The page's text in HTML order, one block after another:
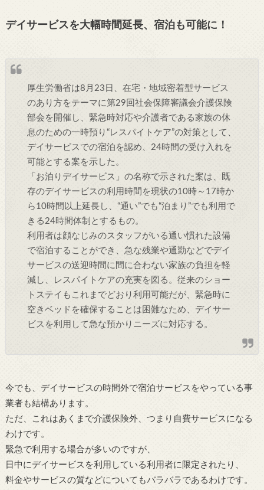
デイサービスを大幅時間延長、宿泊も可能に！
厚生労働省は8月23日、在宅・地域密着型サービス
のあり方をテーマに第29回社会保障審議会介護保険
部会を開催し、緊急時対応や介護者である家族の休
息のための一時預り“レスパイトケア”の対策として、
デイサービスでの宿泊を認め、24時間の受け入れを
可能とする案を示した。
「お泊りデイサービス」の名称で示された案は、既
存のデイサービスの利用時間を現状の10時～17時か
ら10時間以上延長し、“通い”でも“泊まり”でも利用で
きる24時間体制とするもの。
利用者は顔なじみのスタッフがいる通い慣れた設備
で宿泊することができ、急な残業や通勤などでデイ
サービスの送迎時間に間に合わない家族の負担を軽
減し、レスパイトケアの充実を図る。従来のショー
トステイもこれまでどおり利用可能だが、緊急時に
空きベッドを確保することは困難なため、デイサー
ビスを利用して急な預かりニーズに対応する。
今でも、デイサービスの時間外で宿泊サービスをやっている事
業者も結構あります。
ただ、これはあくまで介護保険外、つまり自費サービスになる
わけです。
緊急で利用する場合が多いのですが、
日中にデイサービスを利用している利用者に限定されたり、
料金やサービスの質などについてもバラバラであるわけです。